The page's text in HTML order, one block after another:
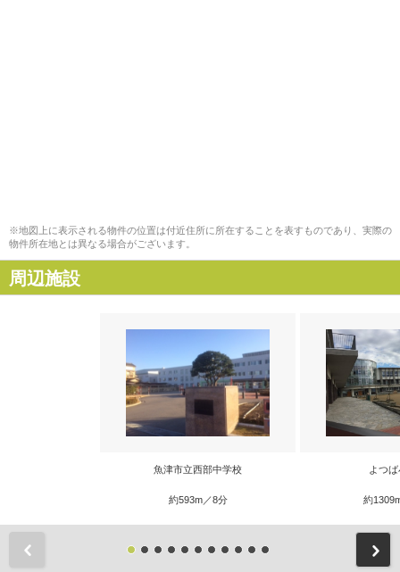
※地図上に表示される物件の位置は付近住所に所在することを表すものであり、実際の
物件所在地とは異なる場合がございます。
周辺施設
魚津市立西部中学校
約593m／8分
よつ
約